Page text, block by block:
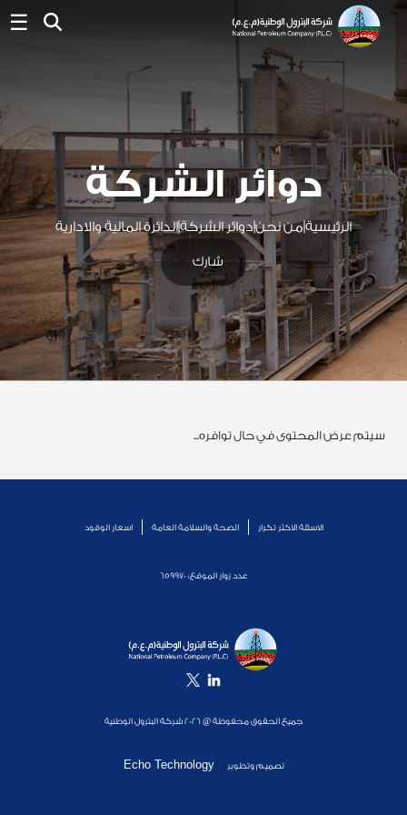
☰
دوائر الشركة
الرئيسيةمن نحن|دوائر الشركة|الدائرة المالية والادارية
شارك
سيتم عرض المحتوى في حال توافره...
عدد زوار الموقع: 659970
اسعار الوقود الصحة والسلامة العامة الاسئلة الاكثر تكرار
Echo Technology تصميم وتطوير
جميع الحقوق محفوظة @ 2026 شركة البترول الوطنية